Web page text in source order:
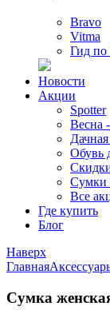
Bravo
Vitma
Гид по
Новости
Акции
Spotter
Весна
Обувь
Сумки
Все
Где купить
Блог
Наверх
Главная
Сумка